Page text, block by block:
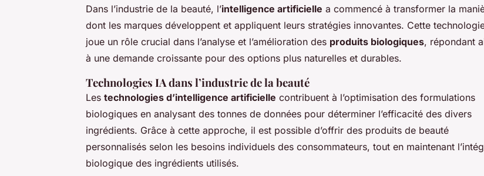
Dans l’industrie de la beauté, l’intelligence artificielle a commencé à transformer la
dont les marques développent et appliquent leurs stratégies innovantes. Cette
joue un rôle crucial dans l’analyse et l’amélioration des produits biologiques, répondant
à une demande croissante pour des options plus naturelles et durables.
Technologies IA dans l’industrie de la beauté
Les technologies d’intelligence artificielle contribuent à l’optimisation des formulations
biologiques en analysant des tonnes de données pour déterminer l’efficacité des divers
ingrédients. Grâce à cette approche, il est possible d’offrir des produits de beauté
personnalisés selon les besoins individuels des consommateurs, tout en maintenant
biologique des ingrédients utilisés.